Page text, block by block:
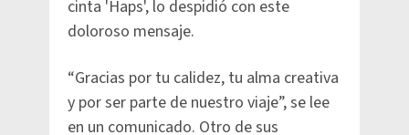
cinta 'Haps', lo despidió con este
doloroso mensaje.
“Gracias por tu calidez, tu alma creativa
y por ser parte de nuestro viaje”, se lee
en un comunicado. Otro de sus